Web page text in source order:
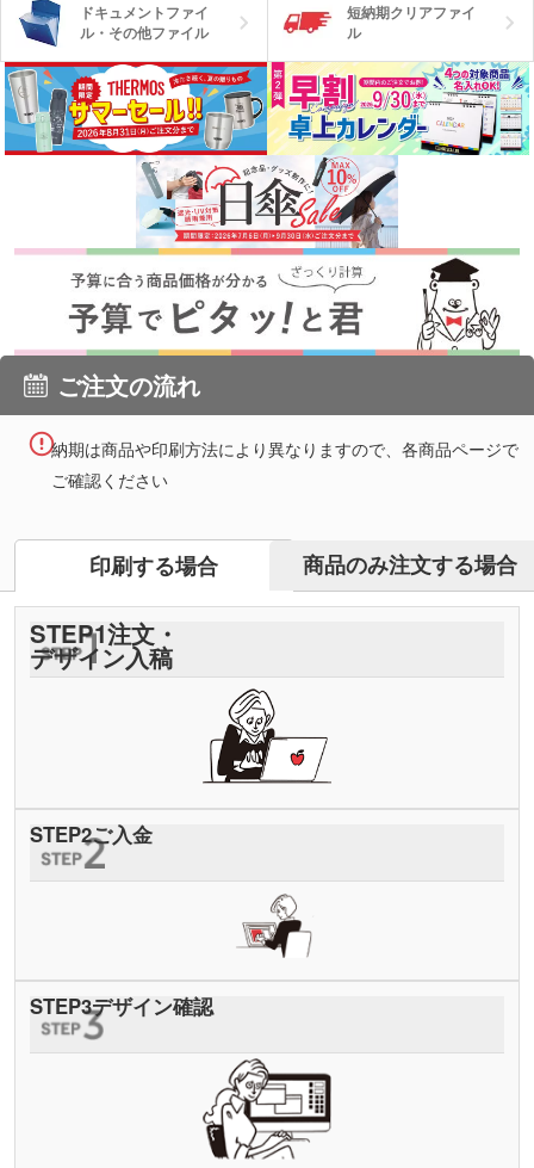
ドキュメントファイ
ル・その他ファイル
短納期クリアファイ
ル
ご注文の流れ
納期は商品や印刷方法により異なりますので、各商品ページで
ご確認ください
印刷する場合 商品のみ注文する場合
STEP1注文・
デザイン入稿
STEP2ご入金
STEP3デザイン確認